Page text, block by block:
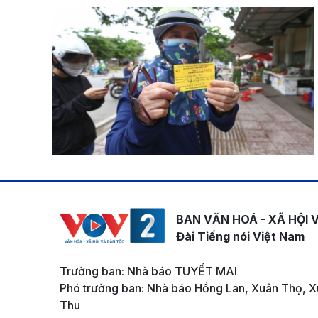
BAN VĂN HOÁ - XÃ HỘI
Đài Tiếng nói Việt Nam
Trưởng ban: Nhà báo TUYẾT MAI
Phó trưởng ban: Nhà báo Hồng Lan, Xuân Thọ,
Thu